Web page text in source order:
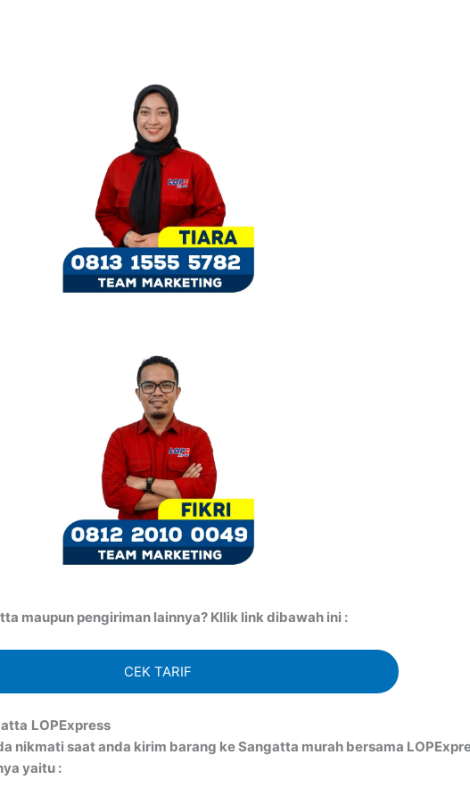
maupun pengiriman lainnya? Kllik link dibawah ini :
CEK TARIF
LOPExpress
nikmati saat anda kirim barang ke Sangatta murah bersama
yaitu :